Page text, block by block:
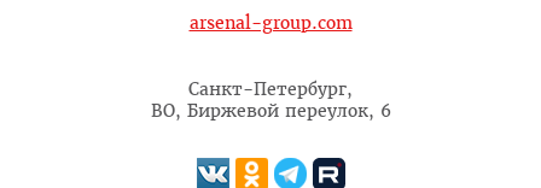
arsenal-group.com
Санкт-Петербург,
ВО, Биржевой переулок, 6